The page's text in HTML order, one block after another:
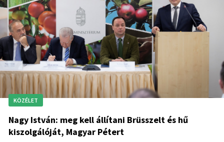
KÖZÉLET
Nagy István: meg kell állítani Brüsszelt és hű
kiszolgálóját, Magyar Pétert